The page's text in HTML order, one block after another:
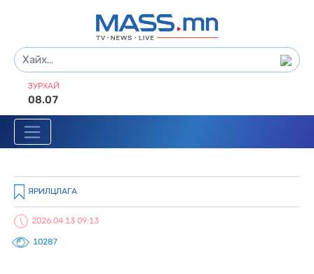
ЗУРХАЙ
08.07
ЯРИЛЦЛАГА
2026.04.13 09:13
10287